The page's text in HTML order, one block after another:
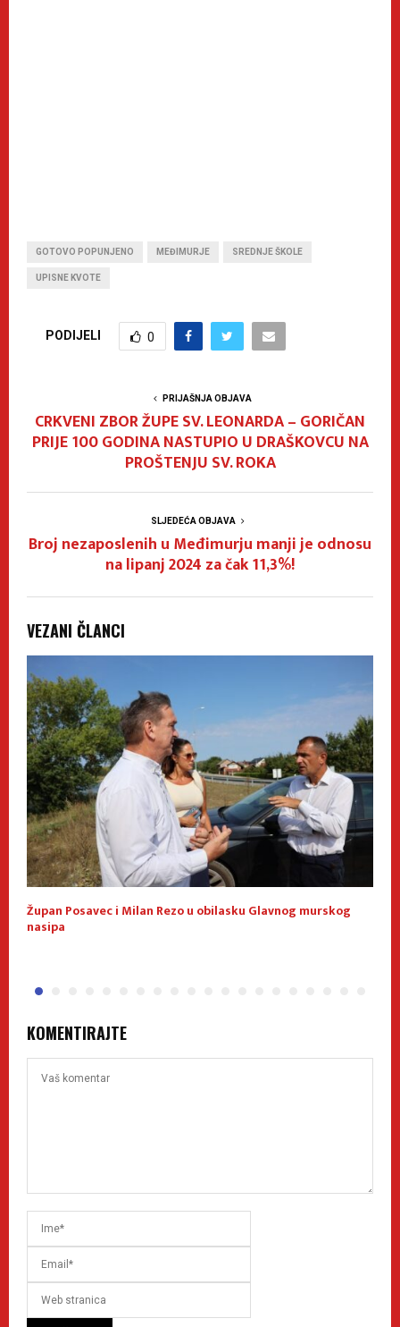
GOTOVO POPUNJENO MEĐIMURJE SREDNJE ŠKOLE
UPISNE KVOTE
PODIJELI 0
PRIJAŠNJA OBJAVA
CRKVENI ZBOR ŽUPE SV. LEONARDA – GORIČAN
PRIJE 100 GODINA NASTUPIO U DRAŠKOVCU NA
PROŠTENJU SV. ROKA
SLJEDEĆA OBJAVA
Broj nezaposlenih u Međimurju manji je odnosu
na lipanj 2024 za čak 11,3%!
VEZANI ČLANCI
Župan Posavec i Milan Rezo u obilasku Glavnog murskog
nasipa
KOMENTIRAJTE